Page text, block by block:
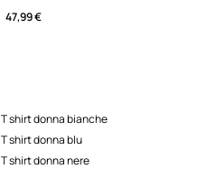
47,99 €
T shirt donna bianche
T shirt donna blu
T shirt donna nere